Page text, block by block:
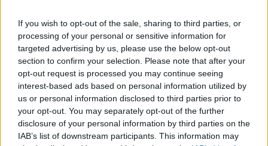
If you wish to opt-out of the sale, sharing to third parties, or
processing of your personal or sensitive information for
targeted advertising by us, please use the below opt-out
section to confirm your selection. Please note that after your
opt-out request is processed you may continue seeing
interest-based ads based on personal information utilized by
us or personal information disclosed to third parties prior to
your opt-out. You may separately opt-out of the further
disclosure of your personal information by third parties on the
IAB’s list of downstream participants. This information may
Sono preoccupate le famiglie che già in precedenza avevano
segnalato
le condizioni non adeguate
di tali ambienti. "Non è la
prima volta che affrontiamo il problema - hanno aggiunto - ma qui si
tratta di spazi frequentati ogni giorno da bambini e ragazzi, che
dovrebbero invece trovare standard igienico‑sanitari dignitosi".
Una storia ingarbugliata anche per lo stesso Comune,che aspetta
ormai da quasi due anni di ricevere i 490mila del Pnrrdi cui era
risultato assegnatario per iniziare il piano di riqualificazione che da